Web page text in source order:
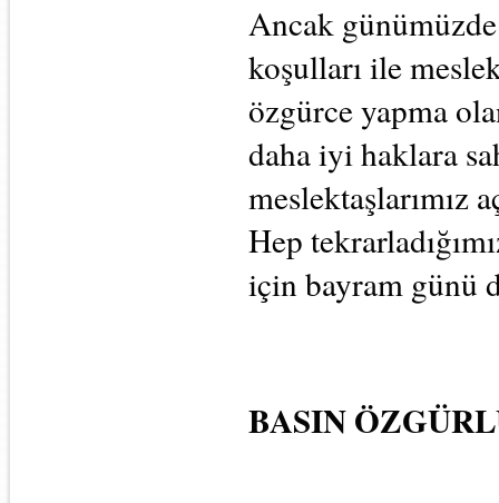
Ancak günümüzde
koşulları ile
özgürce yapma
daha iyi haklara
meslektaşlarımız
Hep
için bayram günü
BASIN